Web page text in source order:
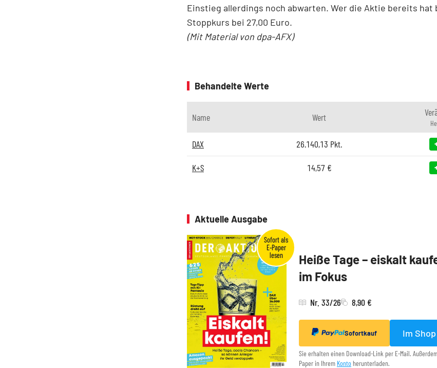
Einstieg allerdings noch abwarten. Wer die Aktie bereits hat
Stoppkurs bei 27,00 Euro.
(Mit Material von dpa-AFX)
Behandelte Werte
Name Wert
DAX 26.140,13 Pkt.
K+S 14,57 €
Aktuelle Ausgabe
Heiße Tage – eiskalt
im Fokus
Nr. 33/26 8,90 €
Sofortkauf Im
Sie erhalten einen Download-Link per E-Mail.
Paper in Ihrem Konto herunterladen.